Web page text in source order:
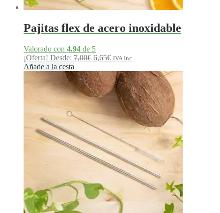
Pajitas flex de acero inoxidable
Valorado con 4.94 de 5
¡Oferta! Desde: 7,00€ El
original
era:
7,00€.
6,65€El
actual
es:
6,65€.
IVA Inc
Añade a la cesta